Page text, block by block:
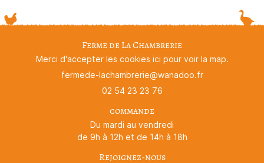
Ferme de La Chambrerie
Merci d'accepter les cookies ici pour voir la map.
02 54 23 23 76
commande
Du mardi au vendredi
de 9h à 12h et de 14h à 18h
Rejoignez-nous